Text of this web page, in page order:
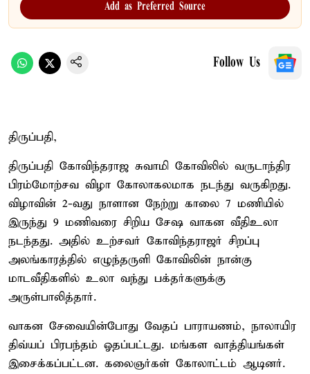
Add as Preferred Source
Follow Us
திருப்பதி,
திருப்பதி கோவிந்தராஜ சுவாமி கோவிலில் வருடாந்திர
பிரம்மோற்சவ விழா கோலாகலமாக நடந்து வருகிறது.
விழாவின் 2-வது நாளான நேற்று காலை 7 மணியில்
இருந்து 9 மணிவரை சிறிய சேஷ வாகன வீதிஉலா
நடந்தது. அதில் உற்சவர் கோவிந்தராஜர் சிறப்பு
அலங்காரத்தில் எழுந்தருளி கோவிலின் நான்கு
மாடவீதிகளில் உலா வந்து பக்தர்களுக்கு
அருள்பாலித்தார்.
வாகன சேவையின்போது வேதப் பாராயணம், நாலாயிர
திவ்யப் பிரபந்தம் ஓதப்பட்டது. மங்கள வாத்தியங்கள்
இசைக்கப்பட்டன. கலைஞர்கள் கோலாட்டம் ஆடினர்.